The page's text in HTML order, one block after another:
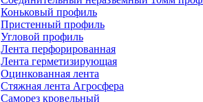
Коньковый профиль
Пристенный профиль
Угловой профиль
Лента перфорированная
Лента герметизирующая
Оцинкованная лента
Стяжная лента Агросфера
Саморез кровельный